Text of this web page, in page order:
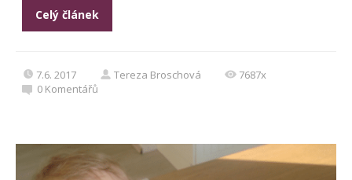
Celý článek
7.6. 2017 Tereza Broschová
7687x
0 Komentářů